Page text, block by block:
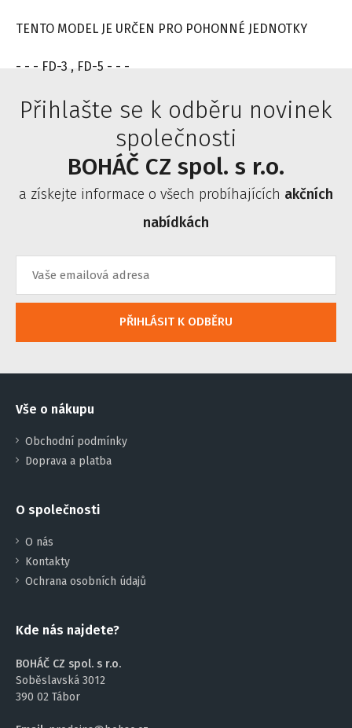
TENTO MODEL JE URČEN PRO POHONNÉ JEDNOTKY
- - - FD-3 , FD-5 - - -
Přihlašte se k odběru novinek
společnosti
BOHÁČ CZ spol. s r.o.
a získejte informace o všech probíhajících akčních
nabídkách
PŘIHLÁSIT K ODBĚRU
Vše o nákupu
Obchodní podmínky
Doprava a platba
O společnosti
O nás
Kontakty
Ochrana osobních údajů
Kde nás najdete?
BOHÁČ CZ spol. s r.o.
Soběslavská 3012
390 02 Tábor